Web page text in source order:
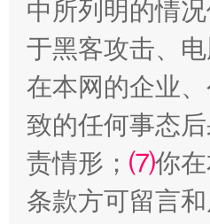
全民健身五年计划来了！
中所列明的情
于黑客攻击、
在本网的企业
致的任何事态后
责情形； ⑺你
条款方可留言